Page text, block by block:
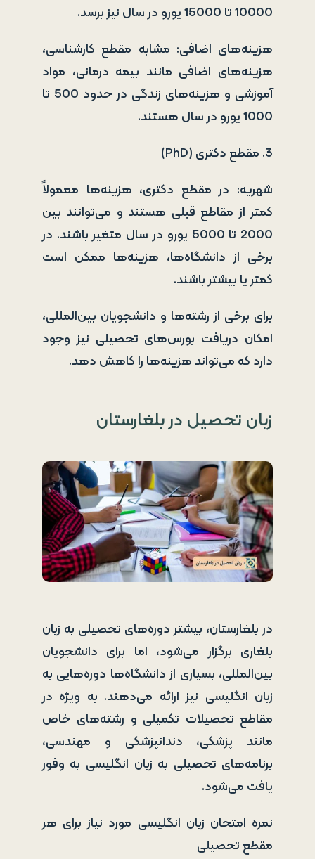
10000 تا 15000 یورو در سال نیز برسد.
هزینه‌های اضافی: مشابه مقطع کارشناسی،
هزینه‌های اضافی مانند بیمه درمانی، مواد
آموزشی و هزینه‌های زندگی در حدود 500 تا
1000 یورو در سال هستند.
3. مقطع دکتری (PhD)
شهریه: در مقطع دکتری، هزینه‌ها معمولاً
کمتر از مقاطع قبلی هستند و می‌توانند بین
2000 تا 5000 یورو در سال متغیر باشند. در
برخی از دانشگاه‌ها، هزینه‌ها ممکن است
کمتر یا بیشتر باشند.
برای برخی از رشته‌ها و دانشجویان بین‌المللی،
امکان دریافت بورس‌های تحصیلی نیز وجود
دارد که می‌تواند هزینه‌ها را کاهش دهد.
زبان تحصیل در بلغارستان
در بلغارستان، بیشتر دوره‌های تحصیلی به زبان
بلغاری برگزار می‌شود، اما برای دانشجویان
بین‌المللی، بسیاری از دانشگاه‌ها دوره‌هایی به
زبان انگلیسی نیز ارائه می‌دهند. به ویژه در
مقاطع تحصیلات تکمیلی و رشته‌های خاص
مانند پزشکی، دندانپزشکی و مهندسی،
برنامه‌های تحصیلی به زبان انگلیسی به وفور
یافت می‌شود.
نمره امتحان زبان انگلیسی مورد نیاز برای هر
مقطع تحصیلی